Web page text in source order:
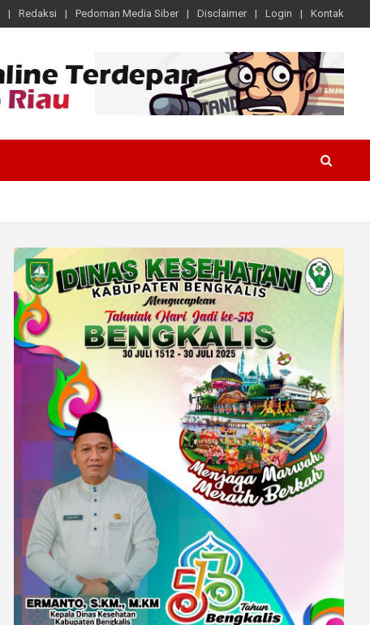
Redaksi Pedoman Media Siber Disclaimer Login Kontak